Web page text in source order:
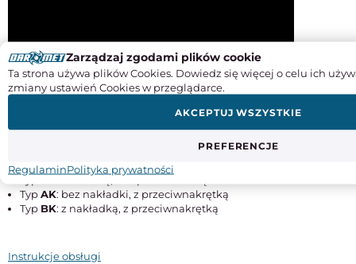
Warianty wykonania:
TypA: bez nakładki, bez przeciwnakrętki
Typ
: z nakładką, bez przeciwnakrętki
TypAK: bez nakładki, z przeciwnakrętką
Typ BK: z nakładką, z przeciwnakrętką
Instrukcje obsługi
Zarządzaj zgodami plików cookie
Ta strona używa plików Cookies. Dowiedz się więcej o celu ich
zmiany ustawień Cookies w przeglądarce.
PREFERENCJE
AKCEPTUJ WSZYSTKIE
RegulaminPolityka prywatności